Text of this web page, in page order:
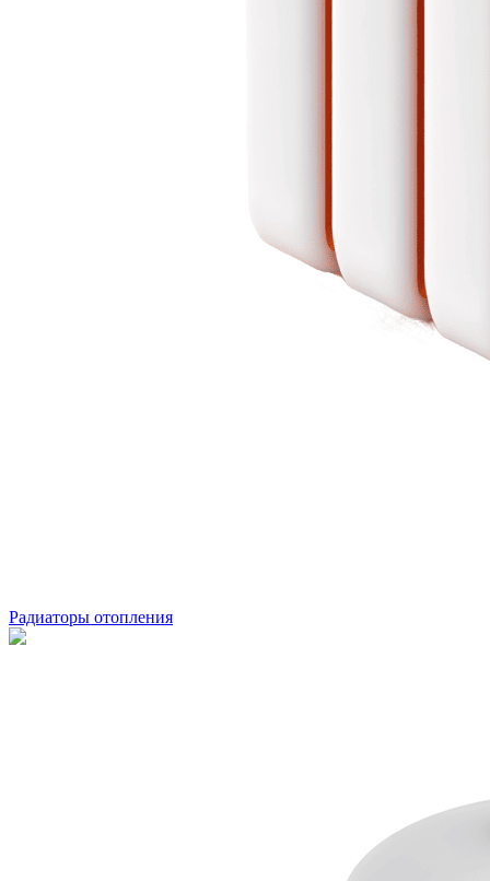
Радиаторы отопления